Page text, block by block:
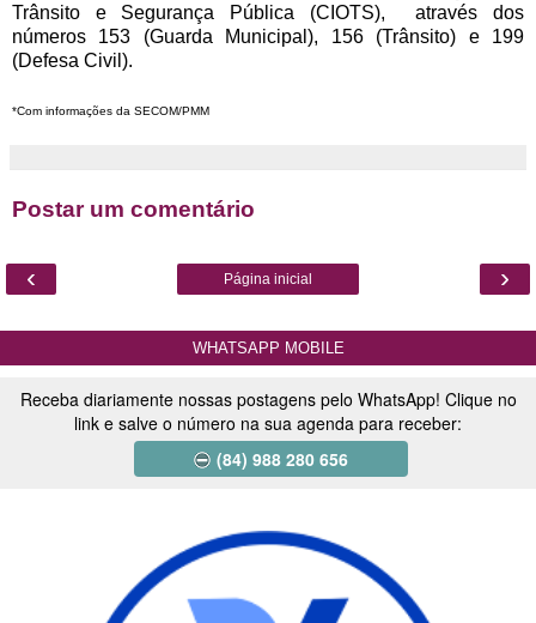
Trânsito e Segurança Pública (CIOTS), através dos
números 153 (Guarda Municipal), 156 (Trânsito) e 199
(Defesa Civil).
*Com informações da SECOM/PMM
Postar um comentário
‹ ›
Página inicial
WHATSAPP MOBILE
Receba diariamente nossas postagens pelo WhatsApp! Clique no
link e salve o número na sua agenda para receber:
(84) 988 280 656